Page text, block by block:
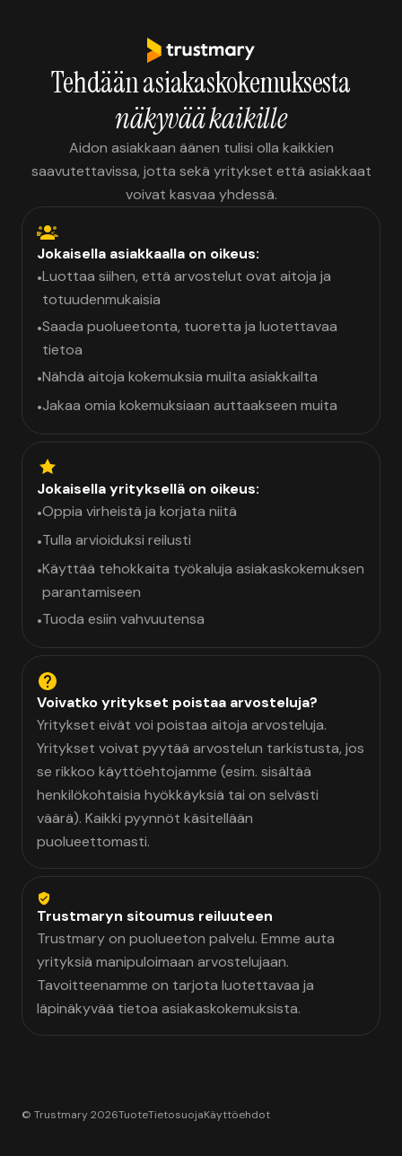
Tehdään asiakaskokemuksesta
näkyvää kaikille
Aidon asiakkaan äänen tulisi olla kaikkien
saavutettavissa, jotta sekä yritykset että asiakkaat
voivat kasvaa yhdessä.
Jokaisella asiakkaalla on oikeus:
•Luottaa siihen, että arvostelut ovat aitoja ja
totuudenmukaisia
•Saada puolueetonta, tuoretta ja luotettavaa
tietoa
•Nähdä aitoja kokemuksia muilta asiakkailta
•Jakaa omia kokemuksiaan auttaakseen muita
Jokaisella yrityksellä on oikeus:
•Oppia virheistä ja korjata niitä
•Tulla arvioiduksi reilusti
•Käyttää tehokkaita työkaluja asiakaskokemuksen
parantamiseen
•Tuoda esiin vahvuutensa
Voivatko yritykset poistaa arvosteluja?
Yritykset eivät voi poistaa aitoja arvosteluja.
Yritykset voivat pyytää arvostelun tarkistusta, jos
se rikkoo käyttöehtojamme (esim. sisältää
henkilökohtaisia hyökkäyksiä tai on selvästi
väärä). Kaikki pyynnöt käsitellään
puolueettomasti.
Trustmaryn sitoumus reiluuteen
Trustmary on puolueeton palvelu. Emme auta
yrityksiä manipuloimaan arvostelujaan.
Tavoitteenamme on tarjota luotettavaa ja
läpinäkyvää tietoa asiakaskokemuksista.
© Trustmary 2026TuoteTietosuojaKäyttöehdot